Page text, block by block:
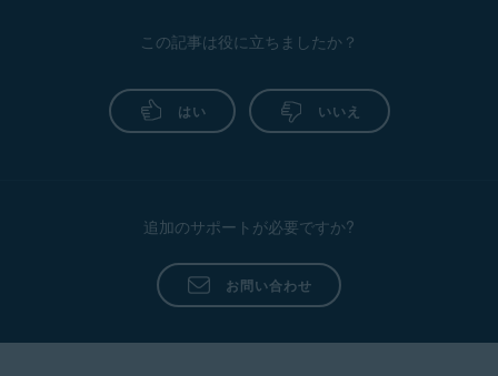
この記事は役に立ちましたか？
はい いいえ
追加のサポートが必要ですか?
お問い合わせ